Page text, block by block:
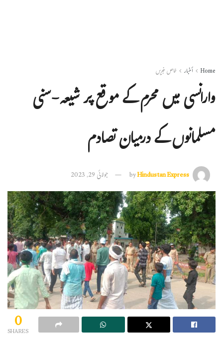
Home أخبار خاص خبریں
وارانسی میں محرم کے موقع پر شیعہ-سنی
مسلمانوں کے درمیان تصادم
byHindustan Express جولائی 29, 2023
0
SHARES